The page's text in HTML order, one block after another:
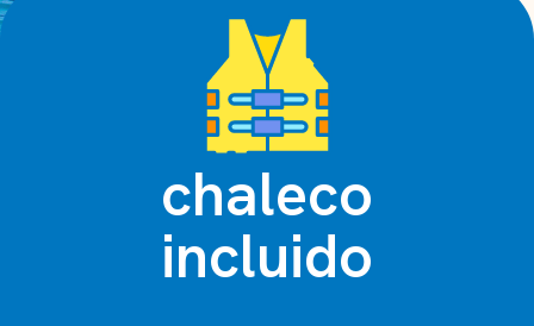
chaleco
incluido